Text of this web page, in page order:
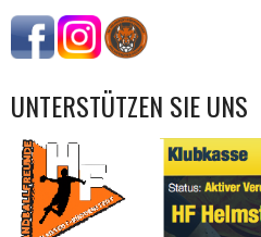
UNTERSTÜTZEN SIE UNS